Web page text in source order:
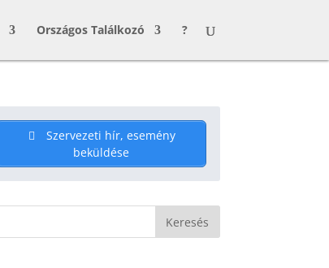
Országos Találkozó ?
Szervezeti hír, esemény
beküldése